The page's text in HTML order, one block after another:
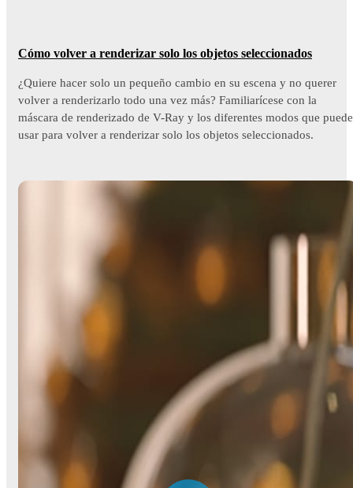
Cómo volver a renderizar solo los objetos seleccionados
¿Quiere hacer solo un pequeño cambio en su escena y no querer
volver a renderizarlo todo una vez más? Familiarícese con la
máscara de renderizado de V-Ray y los diferentes modos que puede
usar para volver a renderizar solo los objetos seleccionados.